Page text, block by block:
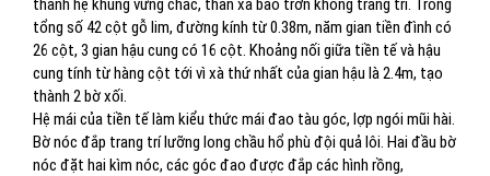
thành hệ khung vững chắc, thân xà bào trơn không trang trí. Trong
tổng số 42 cột gỗ lim, đường kính từ 0.38m, năm gian tiền đình có
26 cột, 3 gian hậu cung có 16 cột. Khoảng nối giữa tiền tế và hậu
cung tính từ hàng cột tới vì xà thứ nhất của gian hậu là 2.4m, tạo
thành 2 bờ xối.
Hệ mái của tiền tế làm kiểu thức mái đao tàu góc, lợp ngói mũi hài.
Bờ nóc đắp trang trí lưỡng long chầu hổ phù đội quả lôi. Hai đầu bờ
nóc đặt hai kìm nóc, các góc đao được đắp các hình rồng,